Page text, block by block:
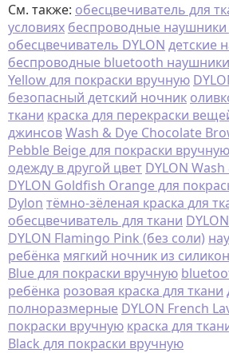
См. также: обесцвечиватель для
условиях беспроводные наушники
обесцвечиватель DYLON детские
беспроводные bluetooth наушники
Yellow для покраски вручную
безопасный детский ночник
ткани краска для перекраски
джинсовWash & Dye Chocolate
Pebble Beige для покраски вручную
одежду в другой цвет DYLON
DYLON Goldfish Orange для
Dylon тёмно-зёленая краска для
обесцвечиватель для ткани
DYLON Flamingo Pink (без соли)
ребёнка мягкий ночник из
Blue для покраски вручную
ребёнка розовая краска для ткани
полноразмерные DYLON French
покраски вручную краска для
Black для покраски вручную